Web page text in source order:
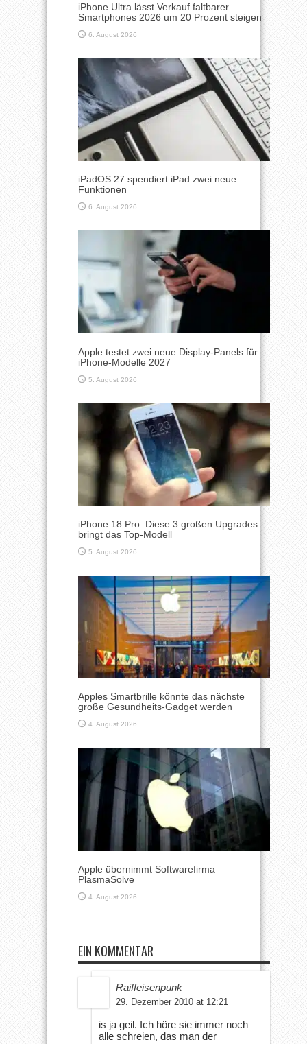
iPhone Ultra lässt Verkauf faltbarer
Smartphones 2026 um 20 Prozent steigen
6. August 2026
iPadOS 27 spendiert iPad zwei neue
Funktionen
6. August 2026
Apple testet zwei neue Display-Panels für
iPhone-Modelle 2027
5. August 2026
iPhone 18 Pro: Diese 3 großen Upgrades
bringt das Top-Modell
5. August 2026
Apples Smartbrille könnte das nächste
große Gesundheits-Gadget werden
4. August 2026
Apple übernimmt Softwarefirma
PlasmaSolve
4. August 2026
EIN KOMMENTAR
Raiffeisenpunk
29. Dezember 2010 at 12:21
is ja geil. Ich höre sie immer noch
alle schreien, das man der